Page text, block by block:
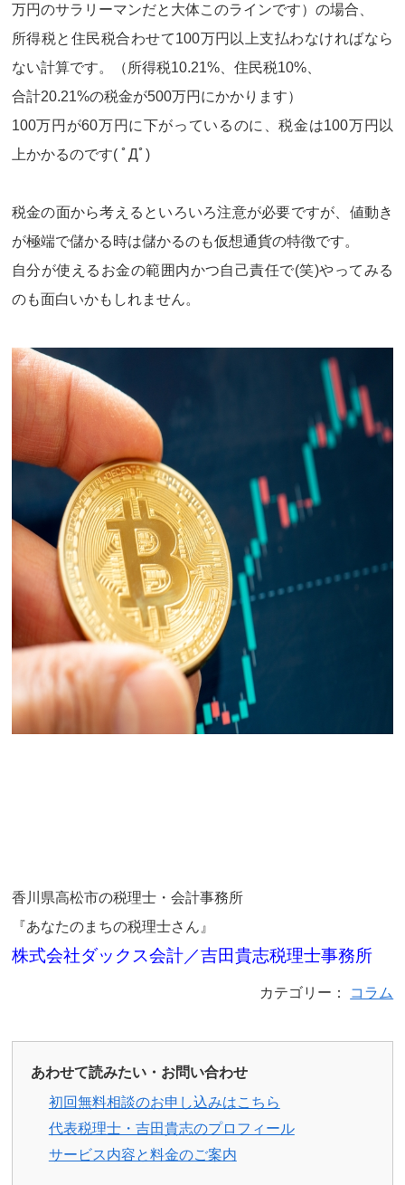
万円のサラリーマンだと大体このラインです）の場合、
所得税と住民税合わせて100万円以上支払わなければなら
ない計算です。（所得税10.21%、住民税10%、
合計20.21%の税金が500万円にかかります）
100万円が60万円に下がっているのに、税金は100万円以
上かかるのです( ﾟДﾟ)
税金の面から考えるといろいろ注意が必要ですが、値動き
が極端で儲かる時は儲かるのも仮想通貨の特徴です。
自分が使えるお金の範囲内かつ自己責任で(笑)やってみる
のも面白いかもしれません。
香川県高松市の税理士・会計事務所
『あなたのまちの税理士さん』
株式会社ダックス会計／吉田貴志税理士事務所
カテゴリー： コラム
あわせて読みたい・お問い合わせ
初回無料相談のお申し込みはこちら
代表税理士・吉田貴志のプロフィール
サービス内容と料金のご案内